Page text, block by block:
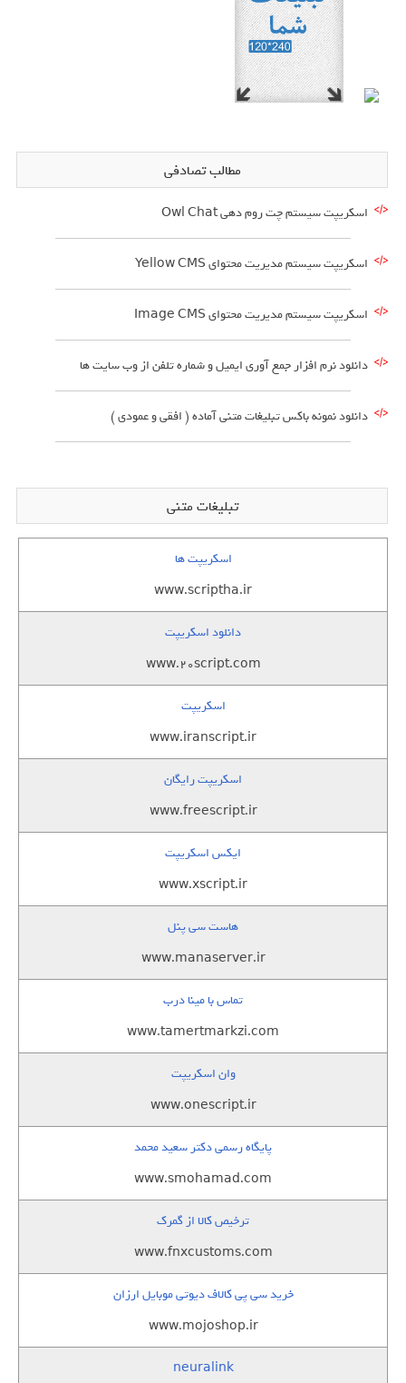
مطالب تصادفی
اسکریپت سیستم چت روم دهی Owl Chat
اسکریپت سیستم مدیریت محتوای Yellow CMS
اسکریپت سیستم مدیریت محتوای Image CMS
دانلود نرم افزار جمع آوری ایمیل و شماره تلفن از وب سایت ها
دانلود نمونه باکس تبلیغات متنی آماده ( افقی و عمودی )
تبلیغات متنی
اسکریپت ها
www.scriptha.ir
دانلود اسکریپت
www.20script.com
اسکریپت
www.iranscript.ir
اسکریپت رایگان
www.freescript.ir
ایکس اسکریپت
www.xscript.ir
هاست سی پنل
www.manaserver.ir
تماس با مینا درب
www.tamertmarkzi.com
وان اسکریپت
www.onescript.ir
پایگاه رسمی دکتر سعید محمد
www.smohamad.com
ترخیص کالا از گمرک
www.fnxcustoms.com
خرید سی پی کالاف دیوتی موبایل ارزان
www.mojoshop.ir
neuralink